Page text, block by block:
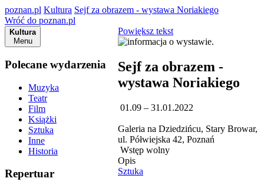
poznan.pl Kultura Sejf za obrazem - wystawa Noriakiego
Wróć do poznan.pl
Kultura
Menu
Polecane wydarzenia
Muzyka
Teatr
Film
Książki
Sztuka
Inne
Historia
Repertuar
Powiększ tekst
Sejf za obrazem -
wystawa Noriakiego
01.09 – 31.01.2022
Galeria na Dziedzińcu, Stary Browar,
ul. Półwiejska 42, Poznań
Wstęp wolny
Opis
Sztuka